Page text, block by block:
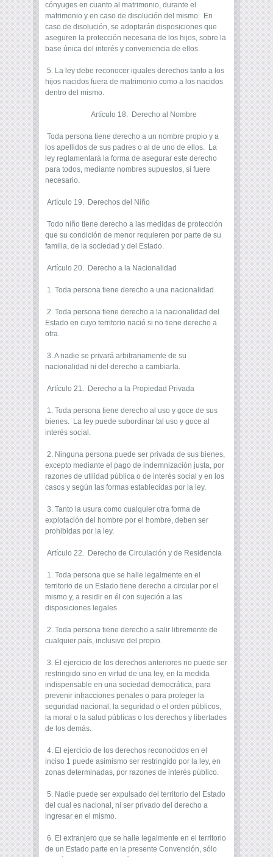
cónyuges en cuanto al matrimonio, durante el
matrimonio y en caso de disolución del mismo. En
caso de disolución, se adoptarán disposiciones que
aseguren la protección necesaria de los hijos, sobre la
base única del interés y conveniencia de ellos.
5. La ley debe reconocer iguales derechos tanto a los
hijos nacidos fuera de matrimonio como a los nacidos
dentro del mismo.
Artículo 18. Derecho al Nombre
Toda persona tiene derecho a un nombre propio y a
los apellidos de sus padres o al de uno de ellos. La
ley reglamentará la forma de asegurar este derecho
para todos, mediante nombres supuestos, si fuere
necesario.
Artículo 19. Derechos del Niño
Todo niño tiene derecho a las medidas de protección
que su condición de menor requieren por parte de su
familia, de la sociedad y del Estado.
Artículo 20. Derecho a la Nacionalidad
1. Toda persona tiene derecho a una nacionalidad.
2. Toda persona tiene derecho a la nacionalidad del
Estado en cuyo territorio nació si no tiene derecho a
otra.
3. A nadie se privará arbitrariamente de su
nacionalidad ni del derecho a cambiarla.
Artículo 21. Derecho a la Propiedad Privada
1. Toda persona tiene derecho al uso y goce de sus
bienes. La ley puede subordinar tal uso y goce al
interés social.
2. Ninguna persona puede ser privada de sus bienes,
excepto mediante el pago de indemnización justa, por
razones de utilidad pública o de interés social y en los
casos y según las formas establecidas por la ley.
3. Tanto la usura como cualquier otra forma de
explotación del hombre por el hombre, deben ser
prohibidas por la ley.
Artículo 22. Derecho de Circulación y de Residencia
1. Toda persona que se halle legalmente en el
territorio de un Estado tiene derecho a circular por el
mismo y, a residir en él con sujeción a las
disposiciones legales.
2. Toda persona tiene derecho a salir libremente de
cualquier país, inclusive del propio.
3. El ejercicio de los derechos anteriores no puede ser
restringido sino en virtud de una ley, en la medida
indispensable en una sociedad democrática, para
prevenir infracciones penales o para proteger la
seguridad nacional, la seguridad o el orden públicos,
la moral o la salud públicas o los derechos y libertades
de los demás.
4. El ejercicio de los derechos reconocidos en el
inciso 1 puede asimismo ser restringido por la ley, en
zonas determinadas, por razones de interés público.
5. Nadie puede ser expulsado del territorio del Estado
del cual es nacional, ni ser privado del derecho a
ingresar en el mismo.
6. El extranjero que se halle legalmente en el territorio
de un Estado parte en la presente Convención, sólo